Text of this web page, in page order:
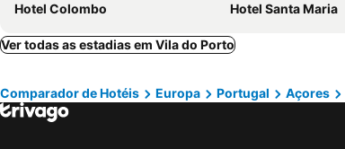
Hotel Colombo Hotel Santa Maria
Ver todas as estadias em Vila do Porto
Comparador de Hotéis Europa Portugal Açores